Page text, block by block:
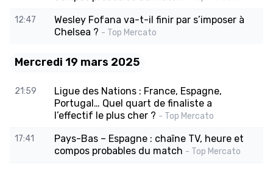
12:47
Wesley Fofana va-t-il finir par s’imposer à
Chelsea ? - Top Mercato
Mercredi 19 mars 2025
21:59
Ligue des Nations : France, Espagne,
Portugal… Quel quart de finaliste a
l’effectif le plus cher ? - Top Mercato
17:41
Pays-Bas – Espagne : chaîne TV, heure et
compos probables du match - Top Mercato